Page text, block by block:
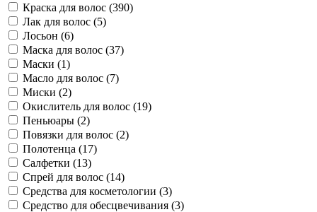
Краска для волос (390)
Лак для волос (5)
Лосьон (6)
Маска для волос (37)
Маски (1)
Масло для волос (7)
Миски (2)
Окислитель для волос (19)
Пеньюары (2)
Повязки для волос (2)
Полотенца (17)
Салфетки (13)
Спрей для волос (14)
Средства для косметологии (3)
Средство для обесцвечивания (3)